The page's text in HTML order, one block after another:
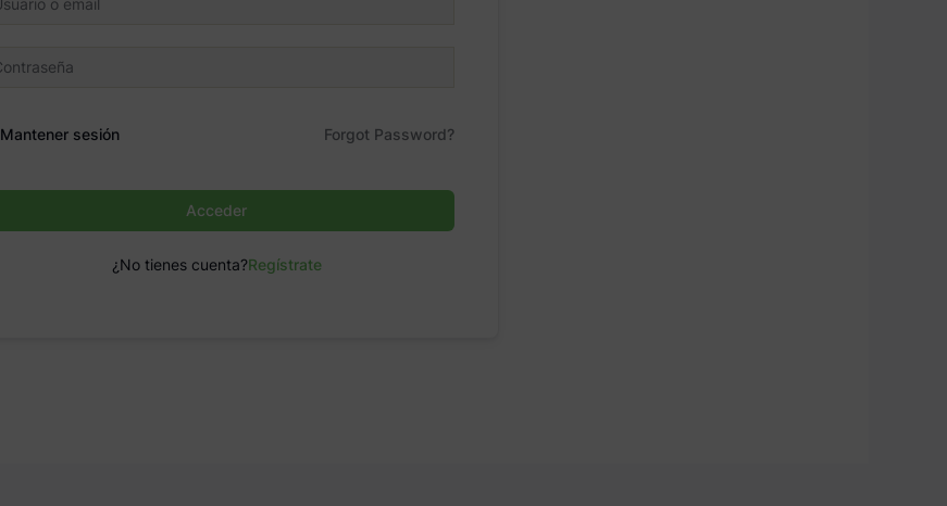
Mantener sesión Forgot Password?
Acceder
¿No tienes cuenta?Regístrate